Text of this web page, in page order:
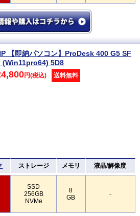
【即納パソコン】ProDesk 400 G5 SF
(Win11pro64) 5D8
円(税込) 送料無料
ストレージ メモリ 液晶/解像度
SSD
256GB
NVMe
8
GB
-